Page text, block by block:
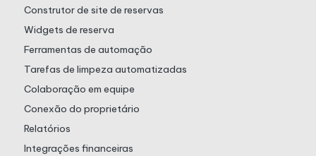
Construtor de site de reservas
Widgets de reserva
Ferramentas de automação
Tarefas de limpeza automatizadas
Colaboração em equipe
Conexão do proprietário
Relatórios
Integrações financeiras